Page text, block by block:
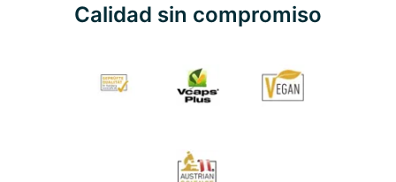
Calidad sin compromiso